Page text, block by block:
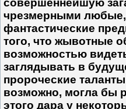
совершеннейшую
чрезмерными
фантастические
того, что жывотные
возможностью
заглядывать в
пророческие
возможно, могла бы
этого дара у